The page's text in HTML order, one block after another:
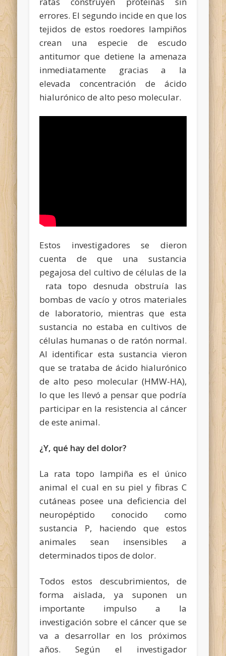
errores. El segundo incide en que los
tejidos de estos roedores lampiños
crean una especie de escudo
antitumor que detiene la amenaza
inmediatamente gracias a la
elevada concentración de ácido
hialurónico de alto peso molecular.
Estos investigadores se dieron
cuenta de que una sustancia
pegajosa del cultivo de células de la
rata topo desnuda obstruía las
bombas de vacío y otros materiales
de laboratorio, mientras que esta
sustancia no estaba en cultivos de
células humanas o de ratón normal.
Al identificar esta sustancia vieron
que se trataba de ácido hialurónico
de alto peso molecular (HMW-HA),
lo que les llevó a pensar que podría
participar en la resistencia al cáncer
de este animal.
¿Y, qué hay del dolor?
La rata topo lampiña es el único
animal el cual en su piel y fibras C
cutáneas posee una deficiencia del
neuropéptido conocido como
sustancia P, haciendo que estos
animales sean insensibles a
determinados tipos de dolor.
Todos estos descubrimientos, de
forma aislada, ya suponen un
importante impulso a la
investigación sobre el cáncer que se
va a desarrollar en los próximos
años. Según el investigador